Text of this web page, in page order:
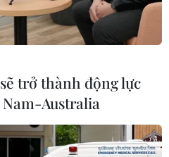
trở thành động lực
Australia